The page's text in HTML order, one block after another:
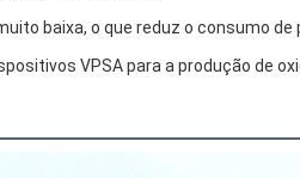
baixa, o que reduz o consumo de
VPSA para a produção de